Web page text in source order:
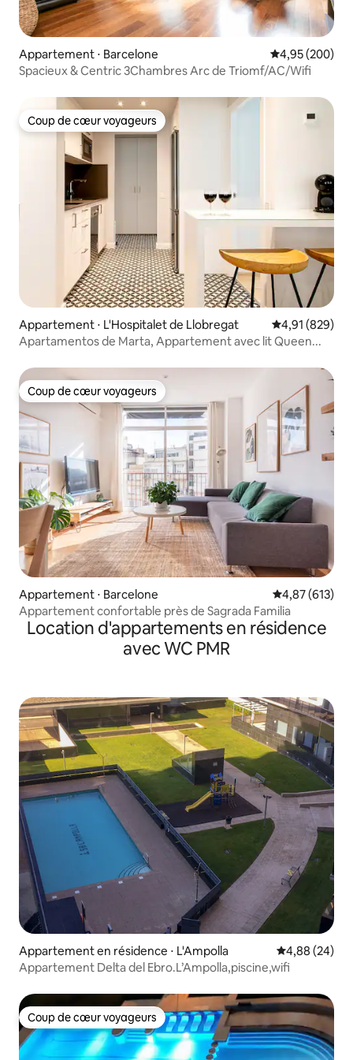
Appartement ⋅ Barcelone Évaluation
4,95 (200)
Spacieux & Centric 3Chambres Arc de Triomf/AC/Wifi
Coup de cœur voyageurs
Coup de cœur voyageurs
Appartement ⋅ L'Hospitalet de Llobregat Évaluation
4,91 (829)
Apartamentos de Marta, Appartement avec lit Queen...
Coup de cœur voyageurs
Coup de cœur voyageurs
Appartement ⋅ Barcelone Évaluation
4,87 (613)
Appartement confortable près de Sagrada Familia
Location d'appartements en résidence
avec WC PMR
Appartement en résidence ⋅ L'Ampolla Évaluation
4,88 (24)
Appartement Delta del Ebro.L’Ampolla,piscine,wifi
Coup de cœur voyageurs
Coup de cœur voyageurs